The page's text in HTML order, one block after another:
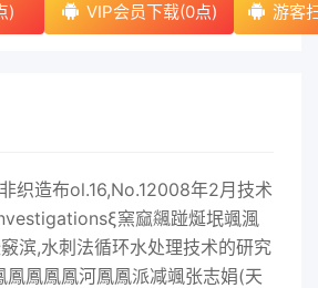
) VIP会员下载(0点) 游客
织造布ol.16,No.12008年2月技术
窯窳飊踫烻垊颯渢
滨,水刺法循环水处理技术的研究
鳳鳳鳳鳳河鳳鳳派减颯张志娟(天